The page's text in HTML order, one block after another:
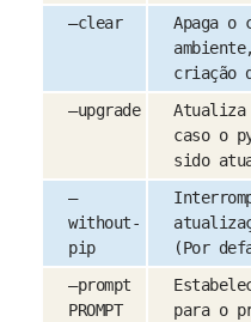
–clear
Apaga o
criação
–upgrade
Atualiza
caso o
sido
–
without-
pip
(Por
–prompt
PROMPT
para o